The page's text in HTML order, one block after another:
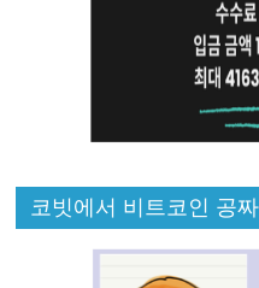
코빗에서 비트코인 공